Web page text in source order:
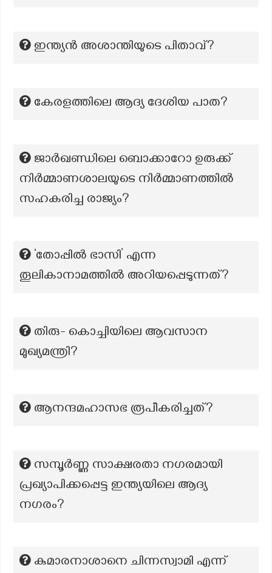
ഇന്ത്യന്‍ അശാന്തിയുടെ പിതാവ്?
കേരളത്തിലെ ആദ്യ ദേശിയ പാത?
ജാർഖണ്ഡിലെ ബൊക്കാറോ ഉരുക്ക്
നിർമ്മാണശാലയുടെ നിർമ്മാണത്തിൽ
സഹകരിച്ച രാജ്യം?
‘തോപ്പിൽ ഭാസി’ എന്ന
തൂലികാനാമത്തില്‍ അറിയപ്പെടുന്നത്?
തിരു- കൊച്ചിയിലെ ആവസാന
മുഖ്യമന്ത്രി?
ആനന്ദമഹാസഭ രൂപീകരിച്ചത്?
സമ്പൂർണ്ണ സാക്ഷരതാ നഗരമായി
പ്രഖ്യാപിക്കപ്പെട്ട ഇന്ത്യയിലെ ആദ്യ
നഗരം?
കുമാരനാശാനെ ചിന്നസ്വാമി എന്ന്